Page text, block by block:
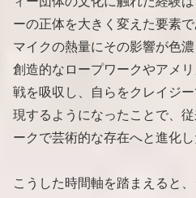
ーの正体を大きく変えた要素
マイクの熱量にその影響が色
創造的なロープワークやアメ
戦を吸収し、自らをクレイジ
現するようになったことで、
ークで芸術的な存在へと進化し
こうした時間軸を踏まえると